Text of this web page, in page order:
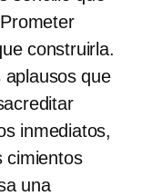
construirla.
aplausos que
inmediatos,
cimientos
una